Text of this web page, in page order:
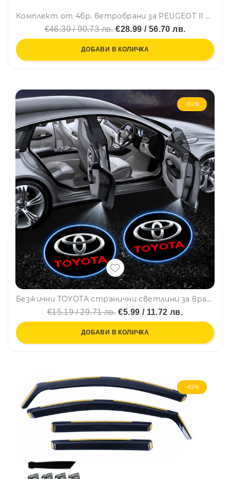
Комплект от 4бр. ветробрани за PEUGEOT II 3008 - 2017-2024
€46.39 / 90.73 лв.€28.99 / 56.70 лв.
ДОБАВИ В КОЛИЧКА
-61%
Безжични TOYOTA странични светлини за врата на кола, 2 броя, LED лого
€15.19 / 29.71 лв. €5.99 / 11.72 лв.
ДОБАВИ В КОЛИЧКА
-43%